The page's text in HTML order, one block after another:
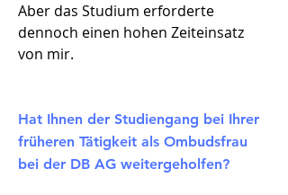
Aber das Studium erforderte
dennoch einen hohen Zeiteinsatz
von mir.
Hat Ihnen der Studiengang bei Ihrer
früheren Tätigkeit als Ombudsfrau
bei der DB AG weitergeholfen?